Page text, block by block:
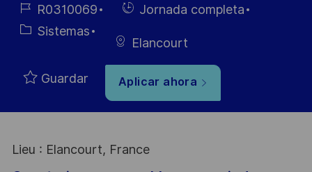
publicación
ID de
empleo
R0310069
HiringJornada completa
Categoría
Sistemas
Elancourt
Guardar Aplicar ahora
Lieu : Elancourt, France